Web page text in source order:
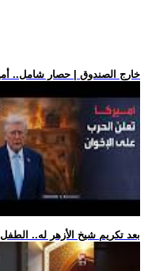
.. خارج الصندوق | حصار شامل..
.. بعد تكريم شيخ الأزهر له..